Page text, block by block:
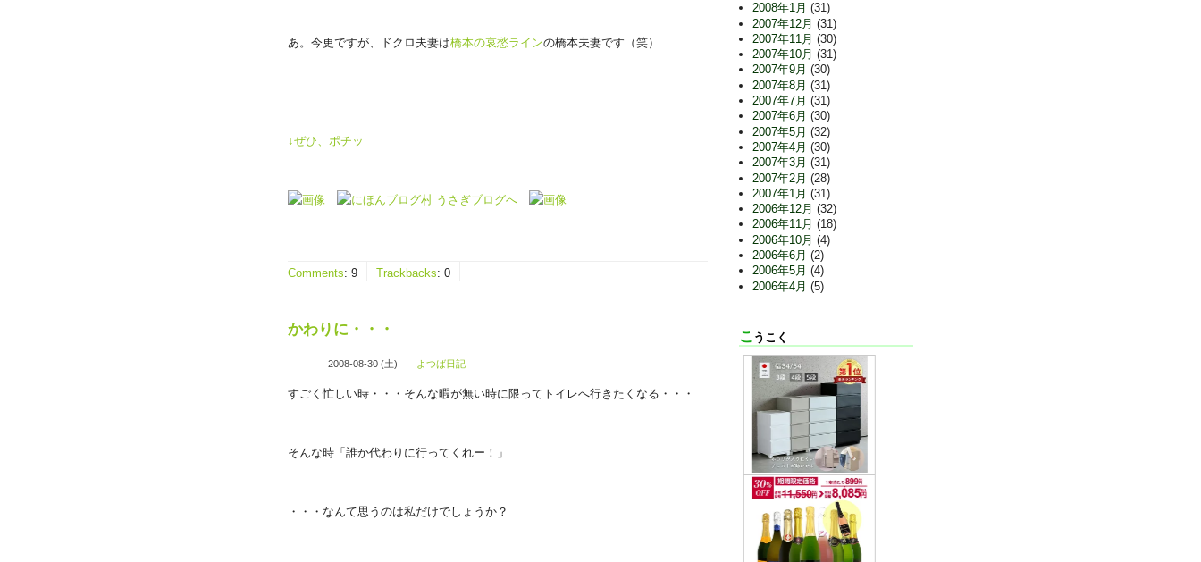
あ。今更ですが、ドクロ夫妻は橋本の哀愁ラインの橋本夫妻です（笑）
↓ぜひ、ポチッ
Comments: 9 Trackbacks: 0
かわりに・・・
2008-08-30 (土) よつば日記
すごく忙しい時・・・そんな暇が無い時に限ってトイレへ行きたくなる・・・
そんな時「誰か代わりに行ってくれー！」
・・・なんて思うのは私だけでしょうか？
2008年1月 (31)
2007年12月 (31)
2007年11月 (30)
2007年10月 (31)
2007年9月 (30)
2007年8月 (31)
2007年7月 (31)
2007年6月 (30)
2007年5月 (32)
2007年4月 (30)
2007年3月 (31)
2007年2月 (28)
2007年1月 (31)
2006年12月 (32)
2006年11月 (18)
2006年10月 (4)
2006年6月 (2)
2006年5月 (4)
2006年4月 (5)
こうこく